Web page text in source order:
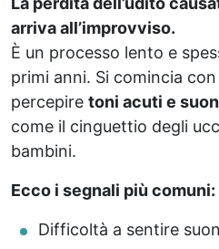
arriva all’improvviso.
È un processo lento e
primi anni. Si comincia
percepire toni acuti e
come il cinguettio degli
bambini.
Ecco i segnali più comuni:
Difficoltà a sentire